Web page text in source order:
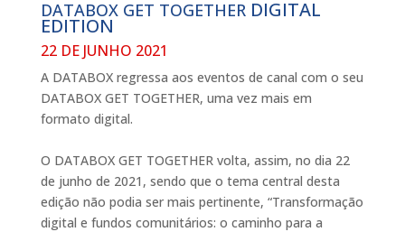
DATABOX GET TOGETHER DIGITAL
EDITION
22 DE JUNHO 2021
A DATABOX regressa aos eventos de canal com o seu
DATABOX GET TOGETHER, uma vez mais em
formato digital.
O DATABOX GET TOGETHER volta, assim, no dia 22
de junho de 2021, sendo que o tema central desta
edição não podia ser mais pertinente, “Transformação
digital e fundos comunitários: o caminho para a